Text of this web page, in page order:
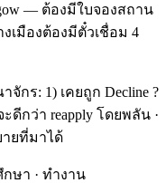
— ต้องมีใบจองสถาน
เมืองต้องมีตั๋วเชื่อม 4
ร: 1) เคยถูก Decline ?
กว่า reapply โดยพลัน ·
ยที่มาได้
ษา · ทำงาน